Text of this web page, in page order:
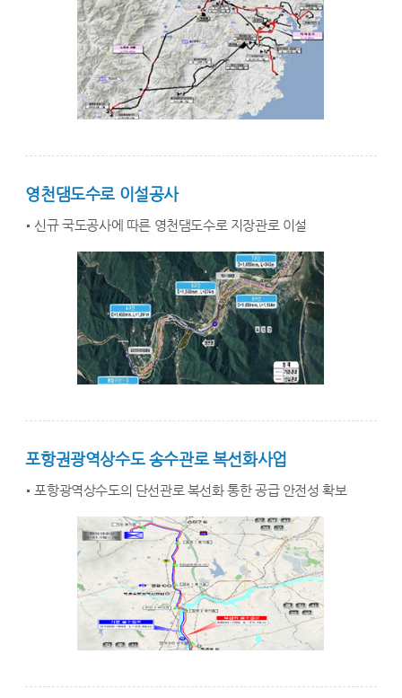
영천댐도수로 이설공사
신규 국도공사에 따른 영천댐도수로 지장관로 이설
포항권광역상수도 송수관로 복선화사업
포항광역상수도의 단선관로 복선화 통한 공급 안전성 확보